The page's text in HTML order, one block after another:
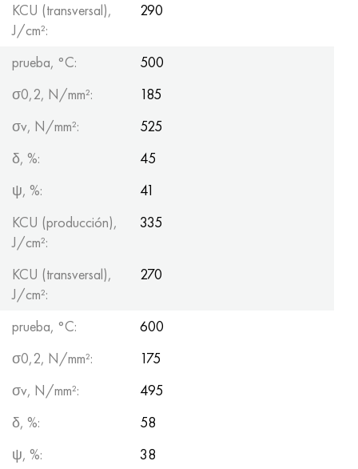
KCU (transversal),
J/cm²:
290
prueba, °C:
500
σ0,2, N/mm²:
185
σv, N/mm²:
525
δ, %:
45
ψ, %:
41
KCU (producción),
J/cm²:
335
KCU (transversal),
J/cm²:
270
prueba, °C:
600
σ0,2, N/mm²:
175
σv, N/mm²:
495
δ, %:
58
ψ, %:
38